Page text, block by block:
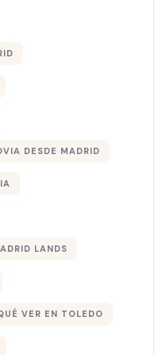
DESDE MADRID
LANDS
VER EN TOLEDO